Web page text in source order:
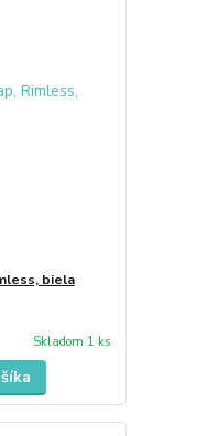
biela
Skladom 1 ks